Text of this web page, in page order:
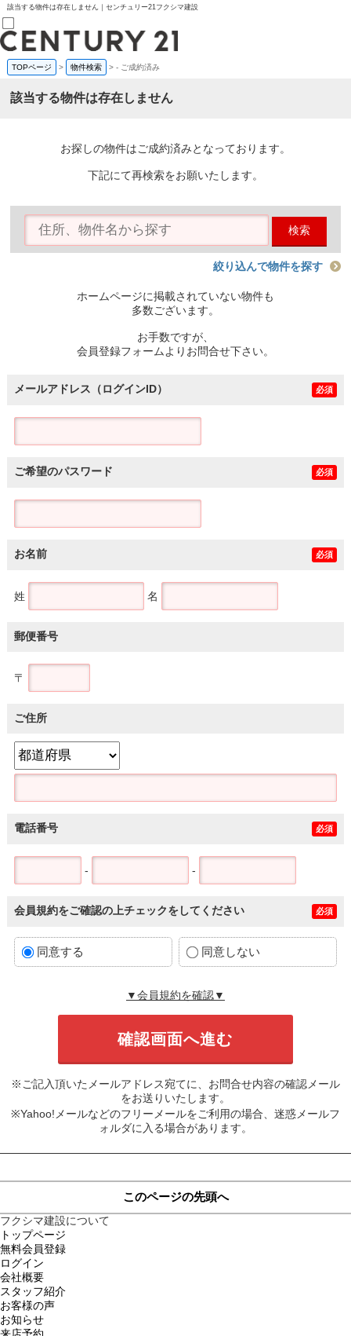
該当する物件は存在しません｜センチュリー21フクシマ建設
売買部
0120-800-844
賃貸部
会員メニュー
物件を探す
購入TOP
条件から探す
住宅ローン控除シミュレータ
TOPページ > 物件検索 >- ご成約済み
該当する物件は存在しません
お探しの物件はご成約済みとなっております。
下記にて再検索をお願いたします。
検索
絞り込んで物件を探す
ホームページに掲載されていない物件も
多数ございます。
お手数ですが、
会員登録フォームよりお問合せ下さい。
メールアドレス（ログインID） 必須
ご希望のパスワード 必須
お名前 必須
姓 名
郵便番号
〒
ご住所
電話番号 必須
- -
会員規約をご確認の上チェックをしてください 必須
同意する 同意しない
▼会員規約を確認▼
※ご記入頂いたメールアドレス宛てに、お問合せ内容の確認メール
をお送りいたします。
※Yahoo!メールなどのフリーメールをご利用の場合、迷惑メールフ
ォルダに入る場合があります。
このページの先頭へ
フクシマ建設について
トップページ
無料会員登録
ログイン
会社概要
スタッフ紹介
お客様の声
お知らせ
来店予約